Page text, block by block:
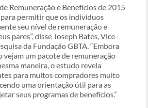
Remuneração e Benefícios de 2015
permitir que os indivíduos
seu nível de remuneração e
pares”, disse Joseph Bates, Vice-
da Fundação GBTA. “Embora
vejam um pacote de remuneração
maneira, o estudo revela
para muitos compradores muito
uma orientação útil para as
seus programas de benefícios.”